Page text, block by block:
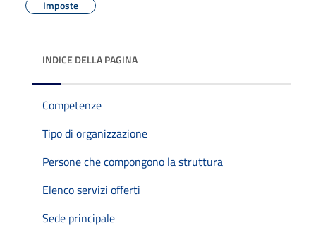
Imposte
INDICE DELLA PAGINA
Competenze
Tipo di organizzazione
Persone che compongono la struttura
Elenco servizi offerti
Sede principale